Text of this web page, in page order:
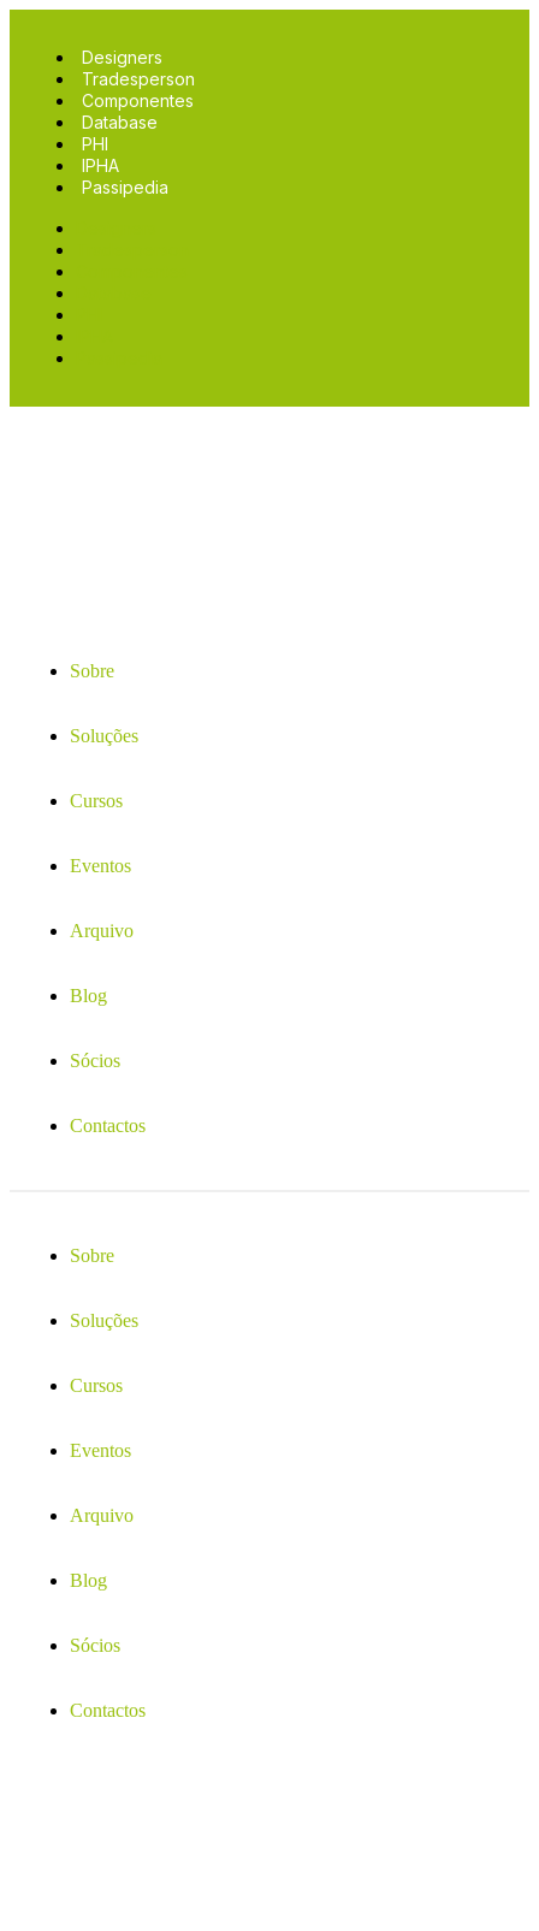
Designers
Tradesperson
Componentes
Database
PHI
IPHA
Passipedia
Sobre
Soluções
Cursos
Eventos
Arquivo
Blog
Sócios
Contactos
Sobre
Soluções
Cursos
Eventos
Arquivo
Blog
Sócios
Contactos